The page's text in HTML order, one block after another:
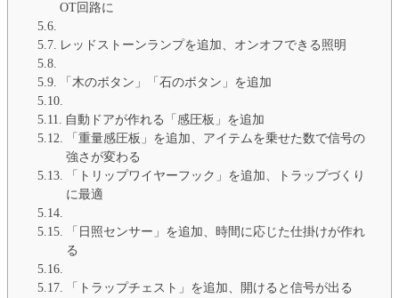
OT回路に
レッドストーンランプを追加、オンオフできる照明
「木のボタン」「石のボタン」を追加
自動ドアが作れる「感圧板」を追加
「重量感圧板」を追加、アイテムを乗せた数で信号の
強さが変わる
「トリップワイヤーフック」を追加、トラップづくり
に最適
「日照センサー」を追加、時間に応じた仕掛けが作れ
る
「トラップチェスト」を追加、開けると信号が出る